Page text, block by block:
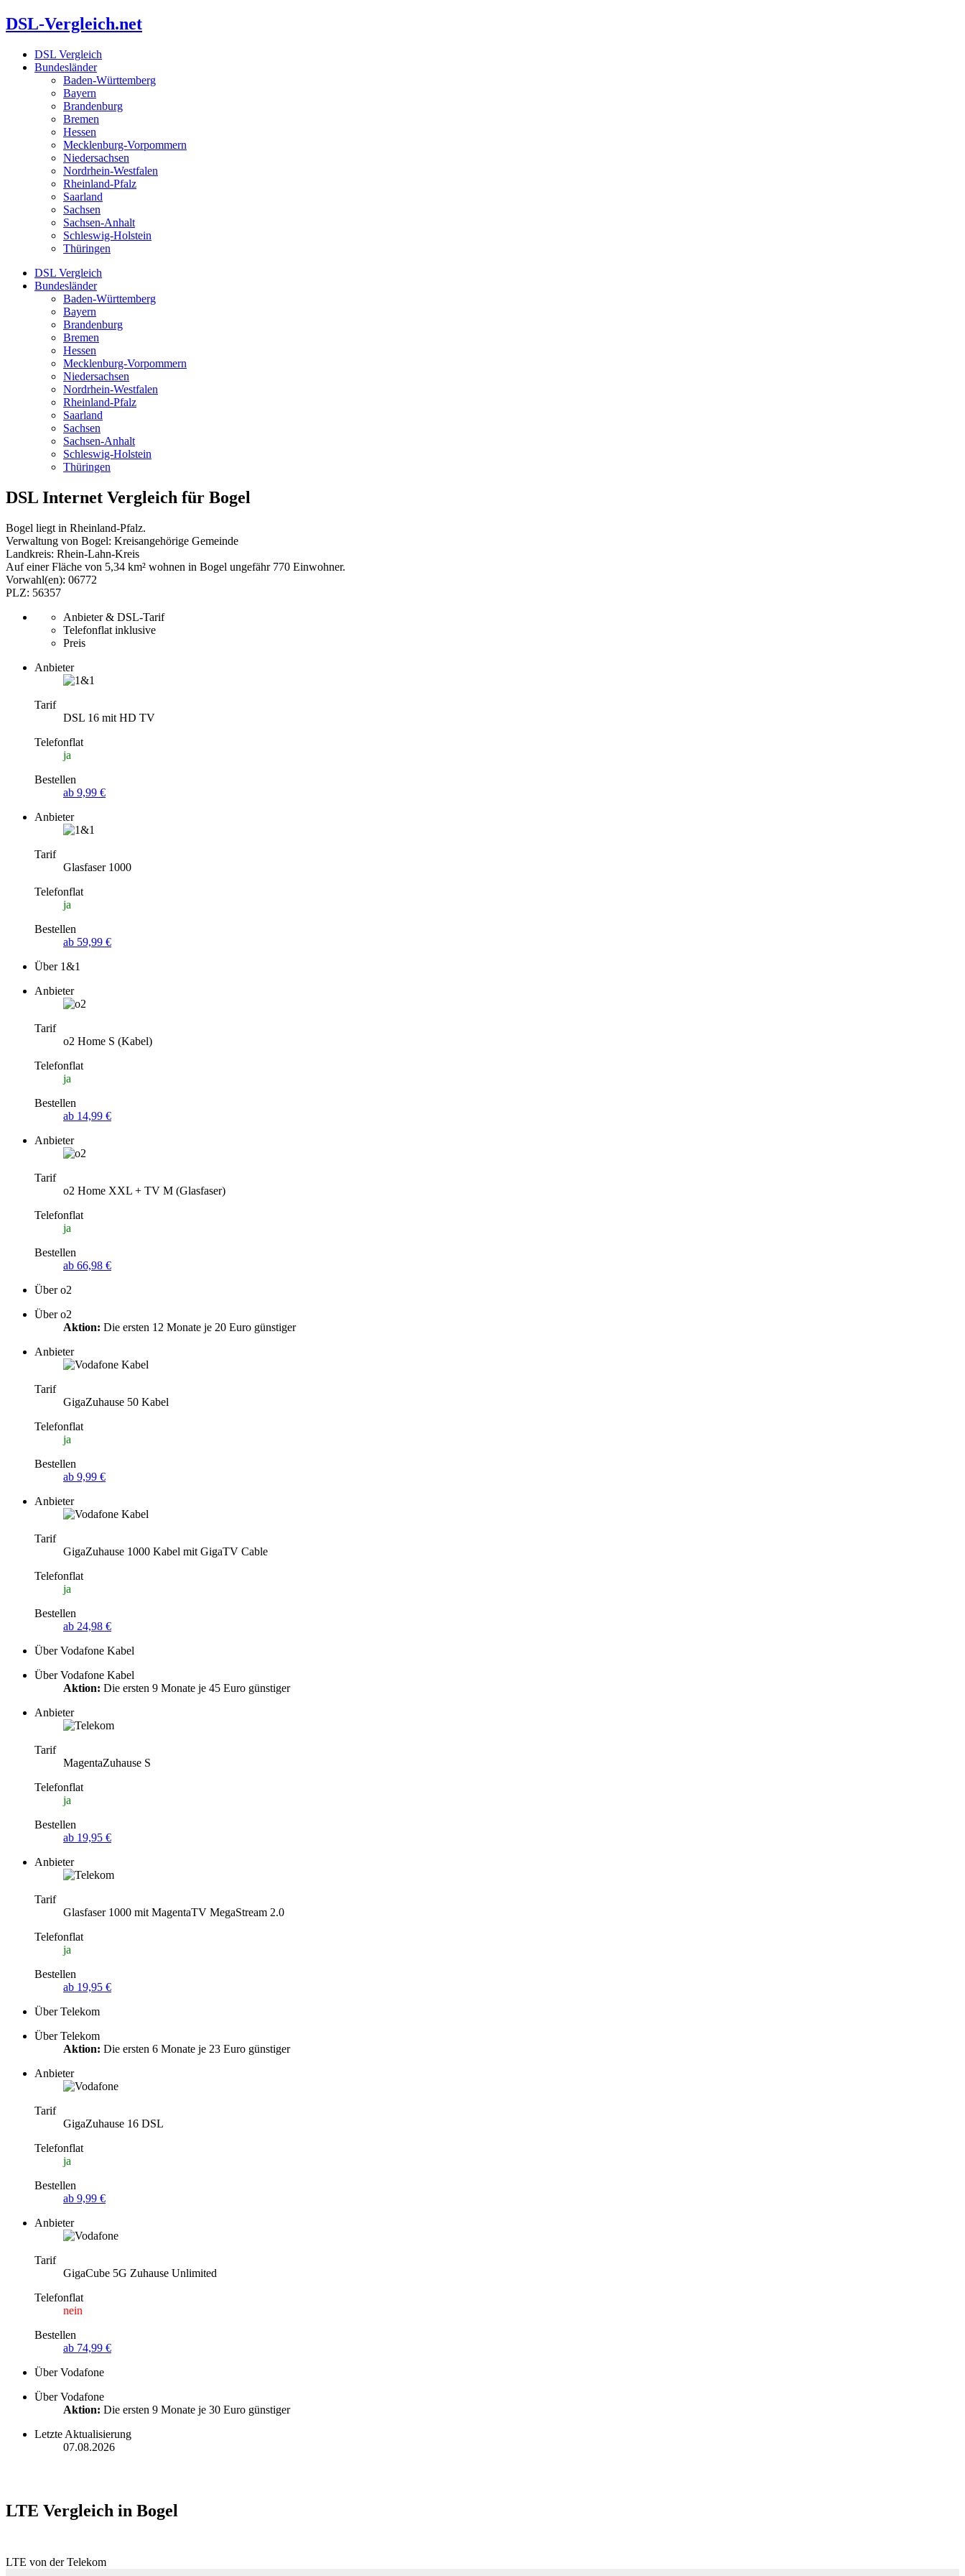
Zum
Inhalt
DSL-Vergleich.net
DSL Vergleich
Bundesländer
Baden-Württemberg
Bayern
Brandenburg
Bremen
Hessen
Mecklenburg-Vorpommern
Niedersachsen
Nordrhein-Westfalen
Rheinland-Pfalz
Saarland
Sachsen
Sachsen-Anhalt
Schleswig-Holstein
Thüringen
DSL Vergleich
Bundesländer
Baden-Württemberg
Bayern
Brandenburg
Bremen
Hessen
Mecklenburg-Vorpommern
Niedersachsen
Nordrhein-Westfalen
Rheinland-Pfalz
Saarland
Sachsen
Sachsen-Anhalt
Schleswig-Holstein
Thüringen
DSL Internet Vergleich für Bogel
Bogel liegt in Rheinland-Pfalz.
Verwaltung von Bogel: Kreisangehörige Gemeinde
Landkreis: Rhein-Lahn-Kreis
Auf einer Fläche von 5,34 km² wohnen in Bogel ungefähr 770 Einwohner.
Vorwahl(en): 06772
PLZ: 56357
Anbieter & DSL-Tarif
Telefonflat inklusive
Preis
Anbieter
Tarif
DSL 16 mit HD TV
Telefonflat
ja
Bestellen
ab 9,99 €
Anbieter
Tarif
Glasfaser 1000
Telefonflat
ja
Bestellen
ab 59,99 €
Über 1&1
Anbieter
Tarif
o2 Home S (Kabel)
Telefonflat
ja
Bestellen
ab 14,99 €
Anbieter
Tarif
o2 Home XXL + TV M (Glasfaser)
Telefonflat
ja
Bestellen
ab 66,98 €
Über o2
Über o2
Aktion: Die ersten 12 Monate je 20 Euro günstiger
Anbieter
Tarif
GigaZuhause 50 Kabel
Telefonflat
ja
Bestellen
ab 9,99 €
Anbieter
Tarif
GigaZuhause 1000 Kabel mit GigaTV Cable
Telefonflat
ja
Bestellen
ab 24,98 €
Über Vodafone Kabel
Über Vodafone Kabel
Aktion: Die ersten 9 Monate je 45 Euro günstiger
Anbieter
Tarif
MagentaZuhause S
Telefonflat
ja
Bestellen
ab 19,95 €
Anbieter
Tarif
Glasfaser 1000 mit MagentaTV MegaStream 2.0
Telefonflat
ja
Bestellen
ab 19,95 €
Über Telekom
Über Telekom
Aktion: Die ersten 6 Monate je 23 Euro günstiger
Anbieter
Tarif
GigaZuhause 16 DSL
Telefonflat
ja
Bestellen
ab 9,99 €
Anbieter
Tarif
GigaCube 5G Zuhause Unlimited
Telefonflat
nein
Bestellen
ab 74,99 €
Über Vodafone
Über Vodafone
Aktion: Die ersten 9 Monate je 30 Euro günstiger
Letzte Aktualisierung
07.08.2026
LTE Vergleich in Bogel
LTE von der Telekom